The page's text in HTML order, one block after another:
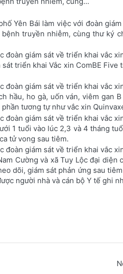
Yên Bái làm việc với đoàn
truyền nhiễm, cùng thư ký
triển khai Vắc xin ComBE
hầu, ho gà, uốn ván, viêm
tương tự như vắc xin
1 tuổi vào lúc 2,3 và 4 tháng
tử vong sau tiêm.
Cường và xã Tuy Lộc đại
dõi, giám sát phản ứng sau
người nhà và cán bộ Y tế ghi